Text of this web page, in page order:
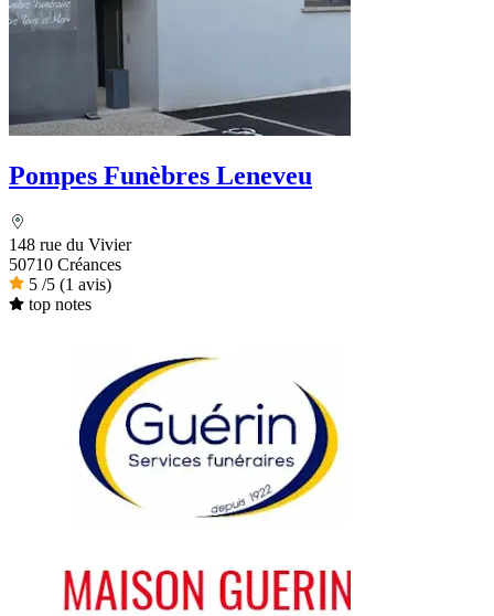
Pompes Funèbres Leneveu
148 rue du Vivier
50710 Créances
5 /5 (1 avis)
top notes